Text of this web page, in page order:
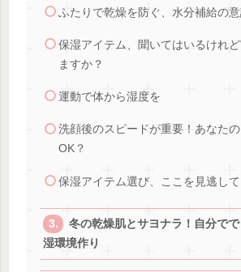
ふたりで乾燥を防ぐ、水分補給の
保湿アイテム、聞いてはいるけれ
ますか？
運動で体から湿度を
洗顔後のスピードが重要！あなた
OK？
保湿アイテム選び、ここを見逃し
冬の乾燥肌とサヨナラ！自分で
湿環境作り